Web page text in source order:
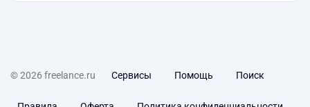
© 2026 freelance.ru Сервисы Помощь Поиск